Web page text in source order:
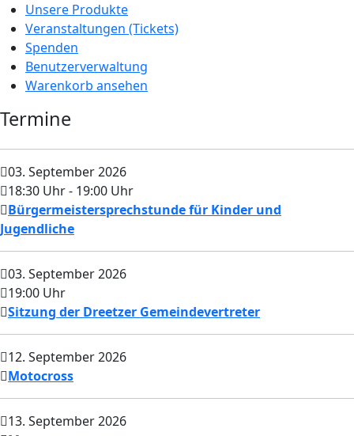
Unsere Produkte
Veranstaltungen (Tickets)
Spenden
Benutzerverwaltung
Warenkorb ansehen
Termine
03. September 2026
18:30 Uhr- 19:00 Uhr
Bürgermeistersprechstunde für Kinder und
Jugendliche
03. September 2026
19:00 Uhr
Sitzung der Dreetzer Gemeindevertreter
12. September 2026
Motocross
13. September 2026